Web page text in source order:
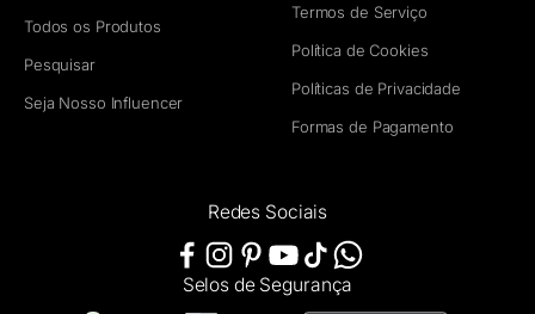
Todos os Produtos
Pesquisar
Seja Nosso Influencer
Termos de Serviço
Política de Cookies
Políticas de Privacidade
Formas de Pagamento
Redes Sociais
Selos de Segurança